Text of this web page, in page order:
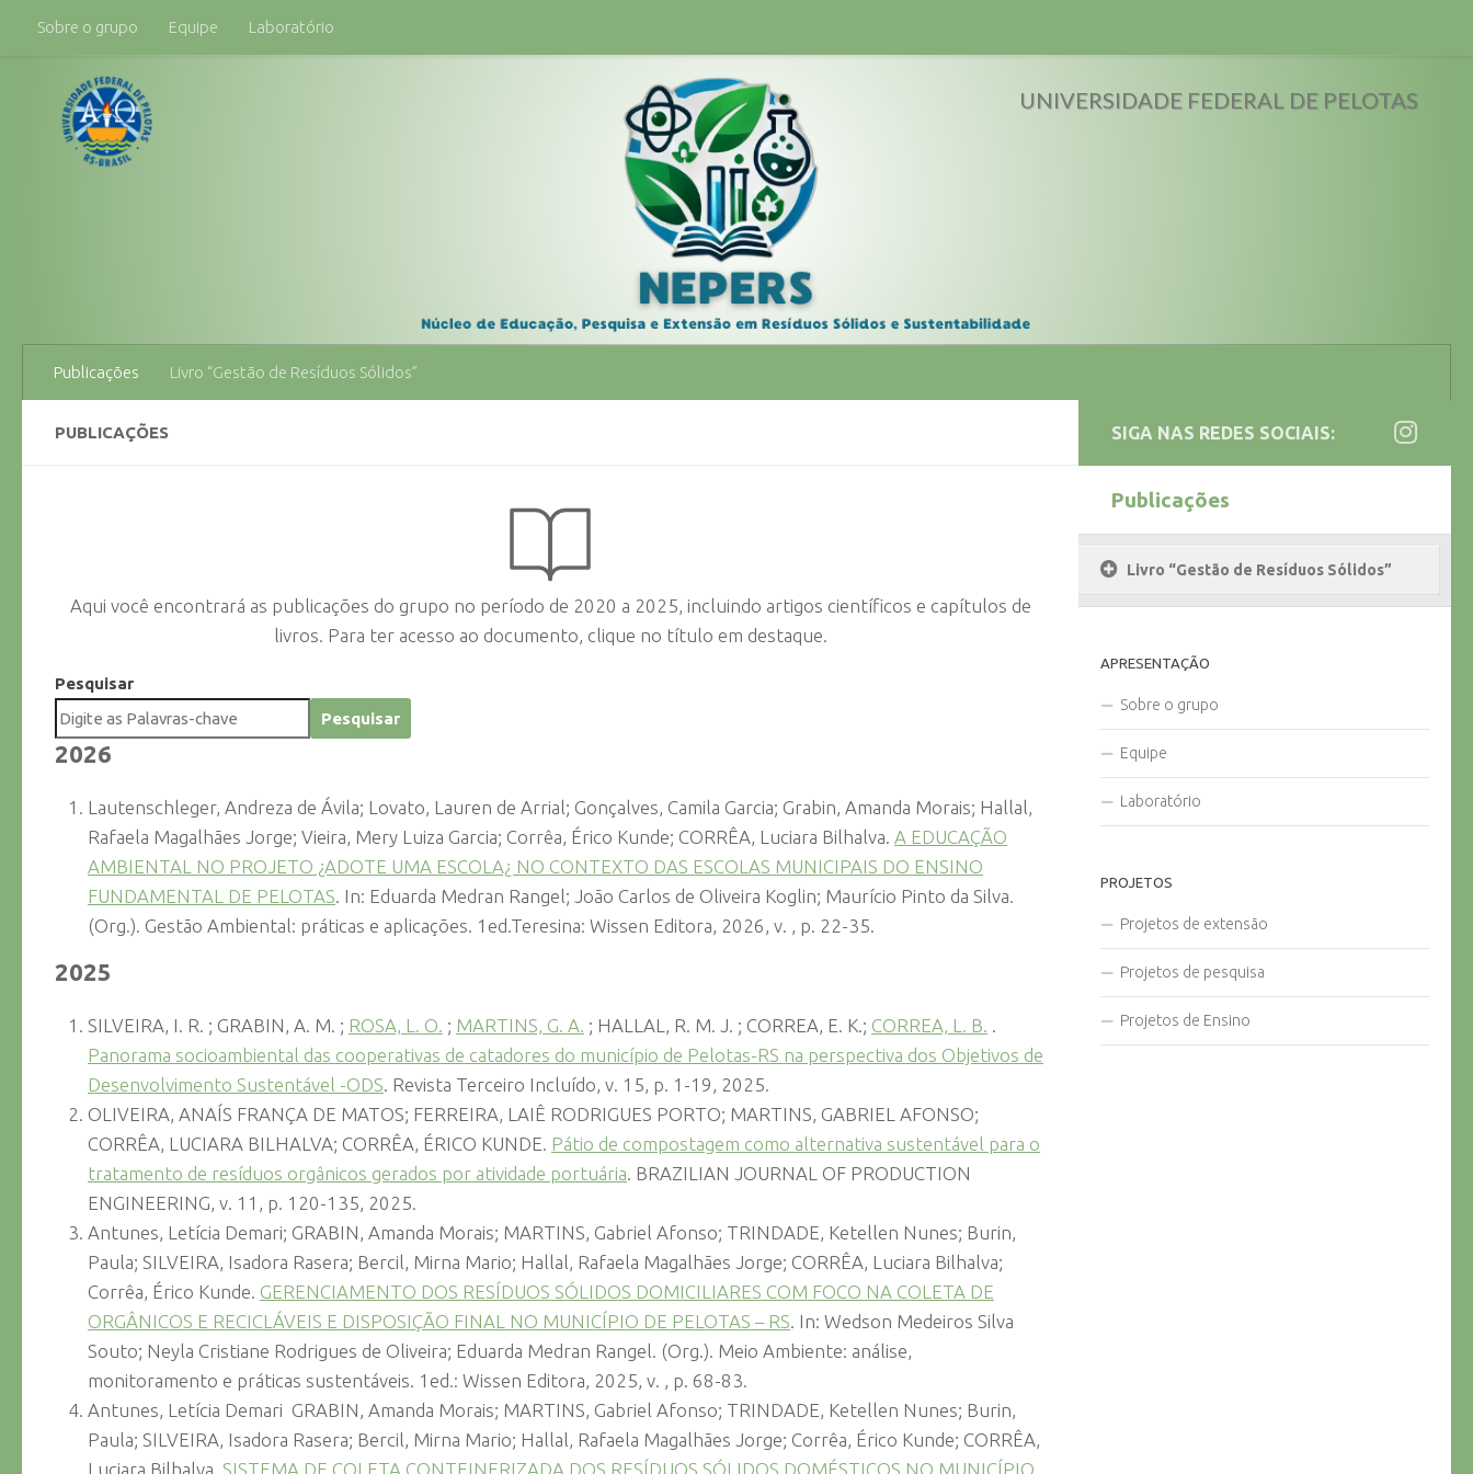
Skip to content
Sobre o grupo Equipe Laboratório
UNIVERSIDADE FEDERAL DE PELOTAS
Publicações Livro “Gestão de Resíduos Sólidos”
PUBLICAÇÕES
Aqui você encontrará as publicações do grupo no período de 2020 a 2025, incluindo artigos científicos e capítulos de
livros. Para ter acesso ao documento, clique no título em destaque.
Pesquisar
Pesquisar
2026
Lautenschleger, Andreza de Ávila; Lovato, Lauren de Arrial; Gonçalves, Camila Garcia; Grabin, Amanda Morais; Hallal,
Rafaela Magalhães Jorge; Vieira, Mery Luiza Garcia; Corrêa, Érico Kunde; CORRÊA, Luciara Bilhalva. A EDUCAÇÃO
AMBIENTAL NO PROJETO ¿ADOTE UMA ESCOLA¿ NO CONTEXTO DAS ESCOLAS MUNICIPAIS DO ENSINO
FUNDAMENTAL DE PELOTAS. In: Eduarda Medran Rangel; João Carlos de Oliveira Koglin; Maurício Pinto da Silva.
(Org.). Gestão Ambiental: práticas e aplicações. 1ed.Teresina: Wissen Editora, 2026, v. , p. 22-35.
2025
SILVEIRA, I. R. ; GRABIN, A. M. ; ROSA, L. O. ; MARTINS, G. A. ; HALLAL, R. M. J. ; CORREA, E. K.; CORREA, L. B. .
Panorama socioambiental das cooperativas de catadores do município de Pelotas-RS na perspectiva dos Objetivos de
Desenvolvimento Sustentável -ODS. Revista Terceiro Incluído, v. 15, p. 1-19, 2025.
OLIVEIRA, ANAÍS FRANÇA DE MATOS; FERREIRA, LAIÊ RODRIGUES PORTO; MARTINS, GABRIEL AFONSO;
CORRÊA, LUCIARA BILHALVA; CORRÊA, ÉRICO KUNDE. Pátio de compostagem como alternativa sustentável para o
tratamento de resíduos orgânicos gerados por atividade portuária. BRAZILIAN JOURNAL OF PRODUCTION
ENGINEERING, v. 11, p. 120-135, 2025.
Antunes, Letícia Demari; GRABIN, Amanda Morais; MARTINS, Gabriel Afonso; TRINDADE, Ketellen Nunes; Burin,
Paula; SILVEIRA, Isadora Rasera; Bercil, Mirna Mario; Hallal, Rafaela Magalhães Jorge; CORRÊA, Luciara Bilhalva;
Corrêa, Érico Kunde. GERENCIAMENTO DOS RESÍDUOS SÓLIDOS DOMICILIARES COM FOCO NA COLETA DE
ORGÂNICOS E RECICLÁVEIS E DISPOSIÇÃO FINAL NO MUNICÍPIO DE PELOTAS – RS. In: Wedson Medeiros Silva
Souto; Neyla Cristiane Rodrigues de Oliveira; Eduarda Medran Rangel. (Org.). Meio Ambiente: análise,
monitoramento e práticas sustentáveis. 1ed.: Wissen Editora, 2025, v. , p. 68-83.
Antunes, Letícia Demari GRABIN, Amanda Morais; MARTINS, Gabriel Afonso; TRINDADE, Ketellen Nunes; Burin,
Paula; SILVEIRA, Isadora Rasera; Bercil, Mirna Mario; Hallal, Rafaela Magalhães Jorge; Corrêa, Érico Kunde; CORRÊA,
Luciara Bilhalva. SISTEMA DE COLETA CONTEINERIZADA DOS RESÍDUOS SÓLIDOS DOMÉSTICOS NO MUNICÍPIO
SIGA NAS REDES SOCIAIS:
Publicações
Livro “Gestão de Resíduos Sólidos”
APRESENTAÇÃO
Sobre o grupo
Equipe
Laboratório
PROJETOS
Projetos de extensão
Projetos de pesquisa
Projetos de Ensino